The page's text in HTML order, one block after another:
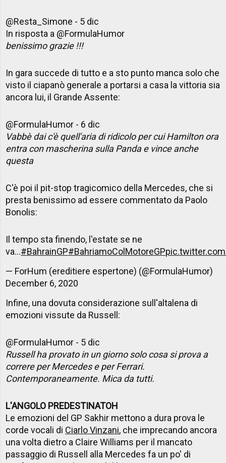
@Resta_Simone - 5 dic
In risposta a @FormulaHumor
benissimo grazie !!!
In gara succede di tutto e a sto punto manca solo che
visto il ciapanò generale a portarsi a casa la vittoria sia
ancora lui, il Grande Assente:
@FormulaHumor - 6 dic
Vabbè dai c'è quell'aria di ridicolo per cui Hamilton ora
entra con mascherina sulla Panda e vince anche
questa
C'è poi il pit-stop tragicomico della Mercedes, che si
presta benissimo ad essere commentato da Paolo
Bonolis:
Il tempo sta finendo, l'estate se ne
va...#BahrainGP#BahriamoColMotoreGP
— ForHum (ereditiere espertone) (@FormulaHumor)
December 6, 2020
Infine, una dovuta considerazione sull'altalena di
emozioni vissute da Russell:
@FormulaHumor - 5 dic
Russell ha provato in un giorno solo cosa si prova a
correre per Mercedes e per Ferrari.
Contemporaneamente. Mica da tutti.
L'ANGOLO PREDESTINATOH
Le emozioni del GP Sakhir mettono a dura prova le
corde vocali di Ciarlo Vinzani, che imprecando ancora
una volta dietro a Claire Williams per il mancato
passaggio di Russell alla Mercedes fa un po' di